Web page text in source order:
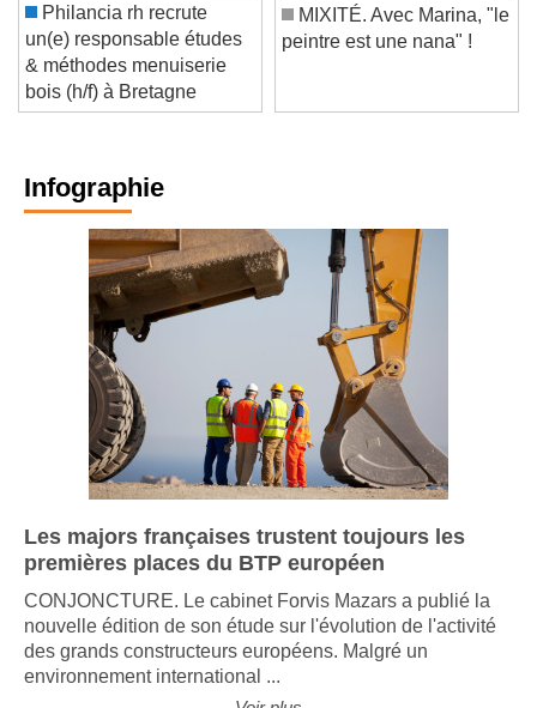
Philancia rh recrute
un(e) responsable études
& méthodes menuiserie
bois (h/f) à Bretagne
MIXITÉ. Avec Marina, "le
Infographie
Les majors françaises trustent toujours les
premières places du BTP européen
CONJONCTURE. Le cabinet Forvis Mazars a publié la
nouvelle édition de son étude sur l'évolution de l'activité
des grands constructeurs européens. Malgré un